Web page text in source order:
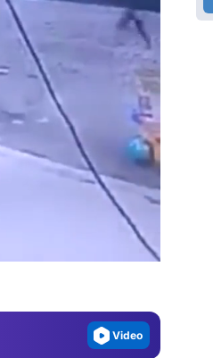
Video
Test
Gündem
Test